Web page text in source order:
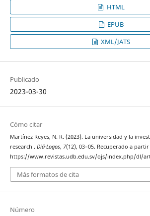
HTML
EPUB
XML/JATS
Publicado
2023-03-30
Cómo citar
Martínez Reyes, N. R. (2023). La universidad y la
research . Diá-Logos, 7(12), 03–05. Recuperado a
https://www.revistas.udb.edu.sv/ojs/index.php/dl/
Más formatos de cita
Número